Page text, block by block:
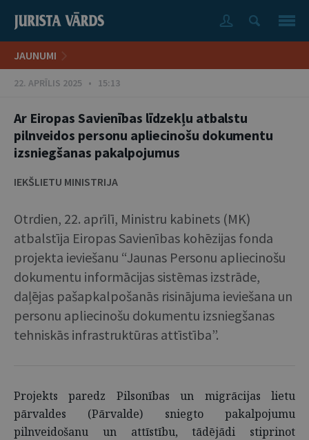
JAUNUMI
22. APRĪLIS 2025 • 15:13
Ar Eiropas Savienības līdzekļu atbalstu
pilnveidos personu apliecinošu dokumentu
izsniegšanas pakalpojumus
IEKŠLIETU MINISTRIJA
Otrdien, 22. aprīlī, Ministru kabinets (MK)
atbalstīja Eiropas Savienības kohēzijas fonda
projekta ieviešanu “Jaunas Personu apliecinošu
dokumentu informācijas sistēmas izstrāde,
daļējas pašapkalpošanās risinājuma ieviešana un
personu apliecinošu dokumentu izsniegšanas
tehniskās infrastruktūras attīstība”.
Projekts paredz Pilsonības un migrācijas lietu
pārvaldes (Pārvalde) sniegto pakalpojumu
pilnveidošanu un attīstību, tādējādi stiprinot